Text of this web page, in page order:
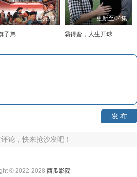
已完结
子弟
更新至04集
霸得蛮，人生开球
发 布
论，快来抢沙发吧！
© 2022-2028 西瓜影院